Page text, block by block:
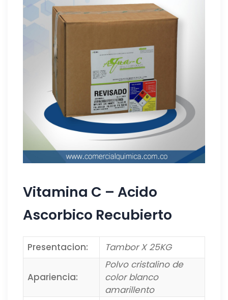
Vitamina C – Acido
Ascorbico Recubierto
Presentacion: Tambor X 25KG
Apariencia:
Polvo cristalino de
color blanco
amarillento